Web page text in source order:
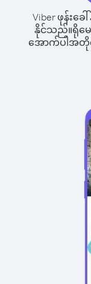
Viber ဖုန်းခ
နိုင်သည်။ရိုမ
အောက်ပါအတိုင်